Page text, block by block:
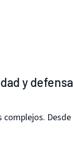
y defensa
complejos. Desde